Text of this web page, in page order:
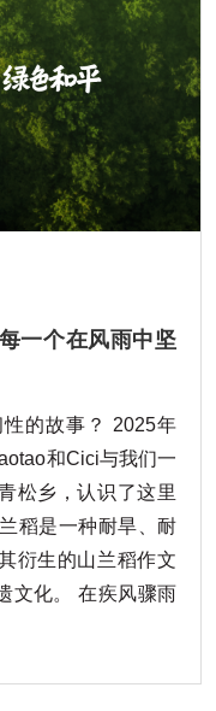
一个在风雨中坚
的故事？ 2025年
和Cici与我们一
松乡，认识了这里
稻是一种耐旱、耐
衍生的山兰稻作文
文化。 在疾风骤雨